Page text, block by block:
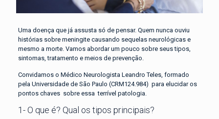
Uma doença que já assusta só de pensar. Quem nunca ouviu
histórias sobre meningite causando sequelas neurológicas e
mesmo a morte. Vamos abordar um pouco sobre seus tipos,
sintomas, tratamento e meios de prevenção.
Convidamos o Médico Neurologista Leandro Teles, formado
pela Universidade de São Paulo (CRM124.984) para elucidar os
pontos chaves sobre essa terrível patologia.
1- O que é? Qual os tipos principais?